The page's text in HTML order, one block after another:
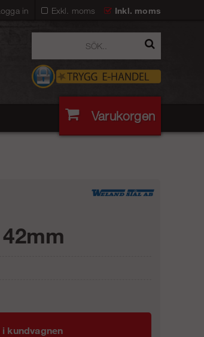
Exkl. moms Inkl. moms
in
Varukorgen
i kundvagnen